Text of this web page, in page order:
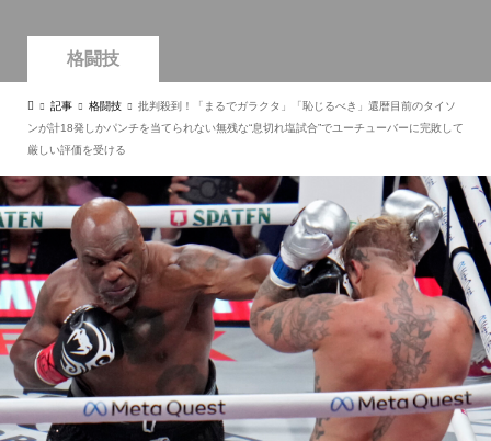
格闘技
記事 格闘技
批判殺到！「まるでガラクタ」「恥じるべき」還暦目前のタイソ
ンが計18発しかパンチを当てられない無残な“息切れ塩試合”でユーチューバーに完敗して
厳しい評価を受ける